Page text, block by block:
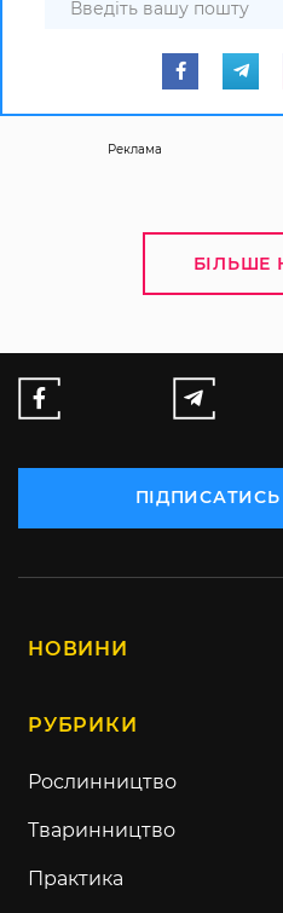
Реклама
БІЛЬШЕ
НОВИНИ
РУБРИКИ
Рослинництво
Тваринництво
Практика